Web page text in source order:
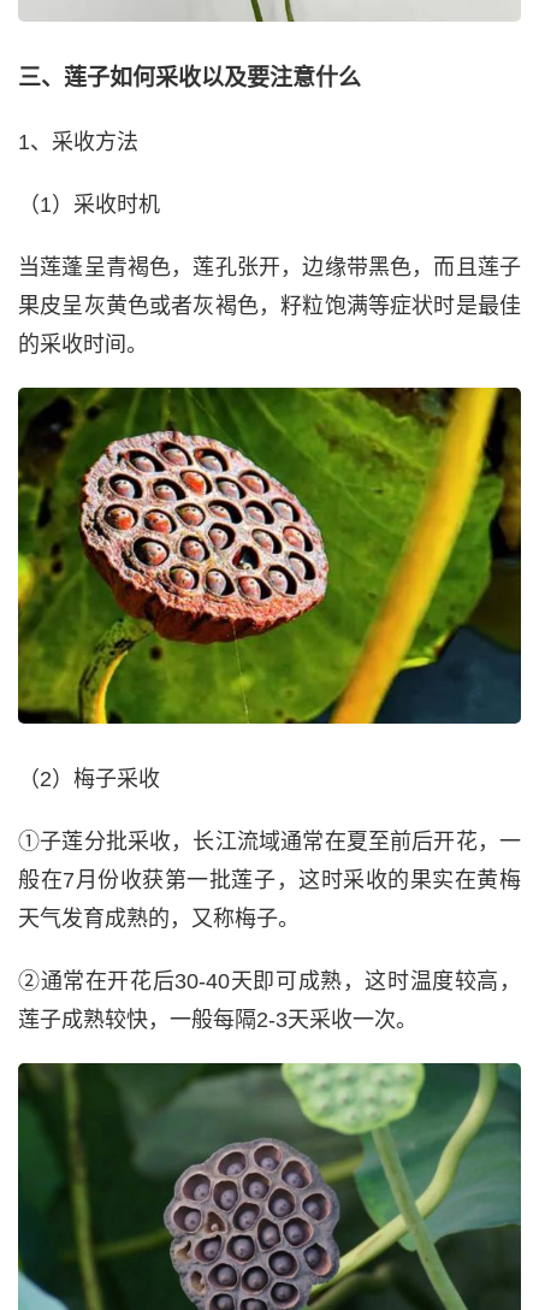
三、莲子如何采收以及要注意什么
1、采收方法
（1）采收时机
当莲蓬呈青褐色，莲孔张开，边缘带黑色，而且莲子
果皮呈灰黄色或者灰褐色，籽粒饱满等症状时是最佳
的采收时间。
（2）梅子采收
①子莲分批采收，长江流域通常在夏至前后开花，一
般在7月份收获第一批莲子，这时采收的果实在黄梅
天气发育成熟的，又称梅子。
②通常在开花后30-40天即可成熟，这时温度较高，
莲子成熟较快，一般每隔2-3天采收一次。